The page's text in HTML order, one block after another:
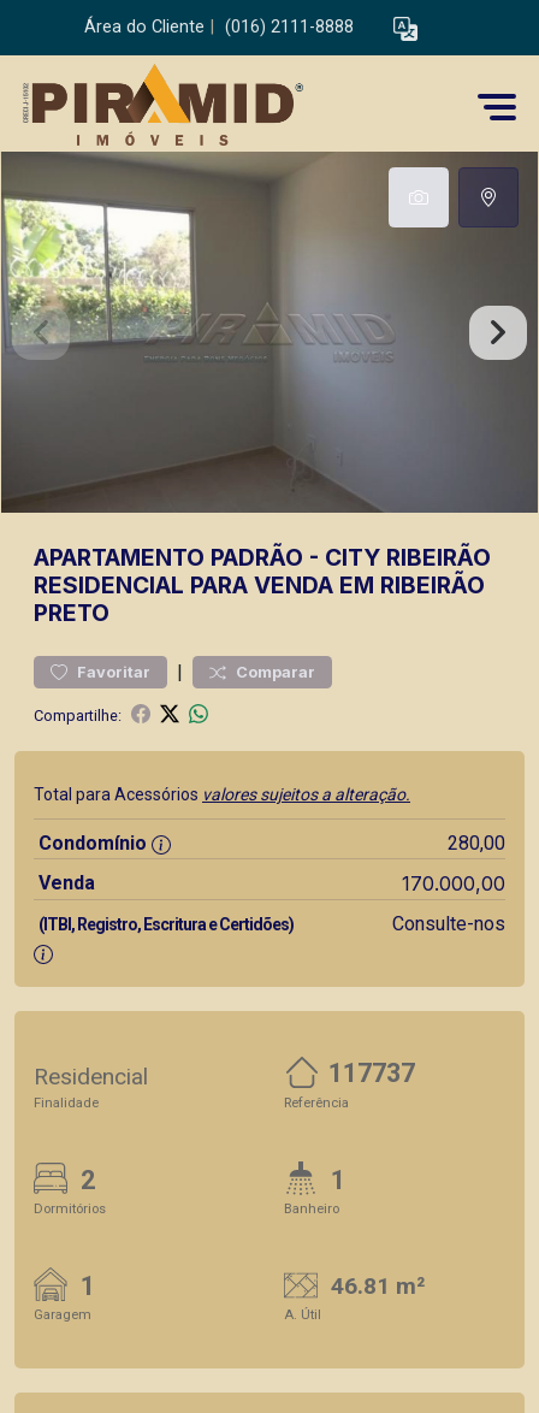
Área do Cliente (016) 2111-8888
APARTAMENTO PADRÃO - CITY RIBEIRÃO
RESIDENCIAL PARA VENDA EM RIBEIRÃO
PRETO
Favoritar | Comparar
Compartilhe:
Total para Acessórios valores sujeitos a alteração.
Condomínio
280,00
Venda
170.000,00
(ITBI, Registro, Escritura e Certidões) Consulte-nos
Residencial
Finalidade
117737
Referência
2
Dormitórios
1
Banheiro
1
Garagem
46.81 m²
A. Útil